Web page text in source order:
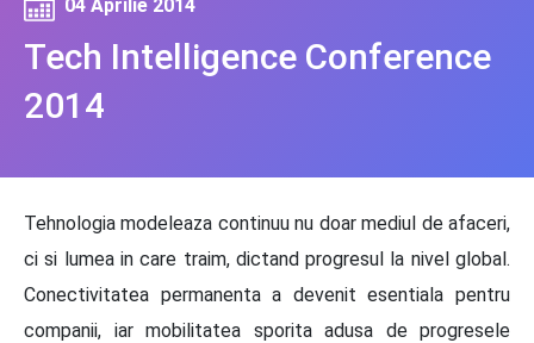
Tech Intelligence Conference
2014
04 Aprilie 2014
Tehnologia modeleaza continuu nu doar mediul de afaceri,
ci si lumea in care traim, dictand progresul la nivel global.
Conectivitatea permanenta a devenit esentiala pentru
companii, iar mobilitatea sporita adusa de progresele